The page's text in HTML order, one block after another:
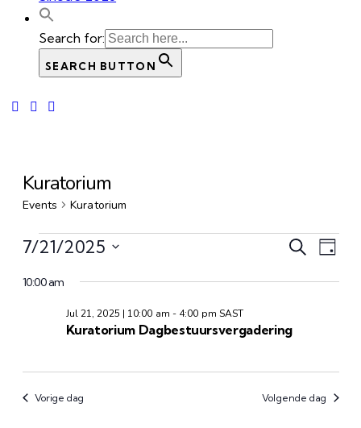
Search for:
SEARCH BUTTON
Kuratorium
Events Kuratorium
Events
for
21,
2025
and
SearchDay
7/21/2025
datum.
10:00 am
Kuratorium Dagbestuursvergadering
Jul 21, 2025 | 10:00 am - 4:00 pm SAST
Vorige dag Volgende dag